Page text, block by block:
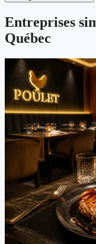
Entreprises
Québec